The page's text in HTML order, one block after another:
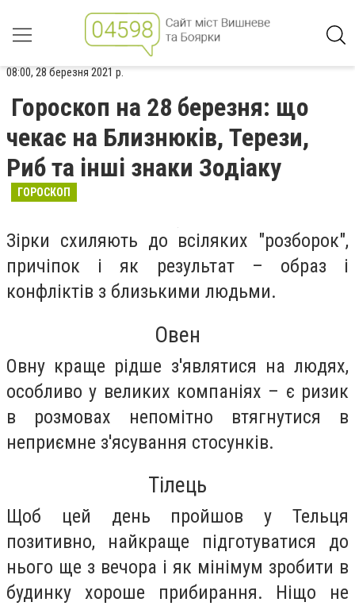
08:00, 28 березня 2021 р.
Гороскоп на 28 березня: що
чекає на Близнюків, Терези,
Риб та інші знаки Зодіаку
ГОРОСКОП
Зірки схиляють до всіляких "розборок",
причіпок і як результат – образ і
конфліктів з близькими людьми.
Овен
Овну краще рідше з'являтися на людях,
особливо у великих компаніях – є ризик
в розмовах непомітно втягнутися в
неприємне з'ясування стосунків.
Тілець
Щоб цей день пройшов у Тельця
позитивно, найкраще підготуватися до
нього ще з вечора і як мінімум зробити в
будинку хороше прибирання. Ніщо не